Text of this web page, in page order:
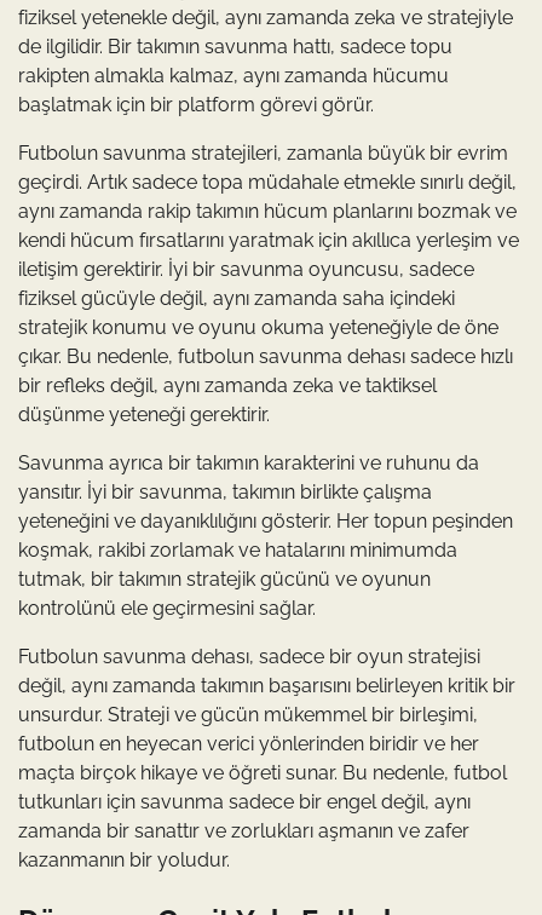
fiziksel yetenekle değil, aynı zamanda zeka ve stratejiyle
de ilgilidir. Bir takımın savunma hattı, sadece topu
rakipten almakla kalmaz, aynı zamanda hücumu
başlatmak için bir platform görevi görür.
Futbolun savunma stratejileri, zamanla büyük bir evrim
geçirdi. Artık sadece topa müdahale etmekle sınırlı değil,
aynı zamanda rakip takımın hücum planlarını bozmak ve
kendi hücum fırsatlarını yaratmak için akıllıca yerleşim ve
iletişim gerektirir. İyi bir savunma oyuncusu, sadece
fiziksel gücüyle değil, aynı zamanda saha içindeki
stratejik konumu ve oyunu okuma yeteneğiyle de öne
çıkar. Bu nedenle, futbolun savunma dehası sadece hızlı
bir refleks değil, aynı zamanda zeka ve taktiksel
düşünme yeteneği gerektirir.
Savunma ayrıca bir takımın karakterini ve ruhunu da
yansıtır. İyi bir savunma, takımın birlikte çalışma
yeteneğini ve dayanıklılığını gösterir. Her topun peşinden
koşmak, rakibi zorlamak ve hatalarını minimumda
tutmak, bir takımın stratejik gücünü ve oyunun
kontrolünü ele geçirmesini sağlar.
Futbolun savunma dehası, sadece bir oyun stratejisi
değil, aynı zamanda takımın başarısını belirleyen kritik bir
unsurdur. Strateji ve gücün mükemmel bir birleşimi,
futbolun en heyecan verici yönlerinden biridir ve her
maçta birçok hikaye ve öğreti sunar. Bu nedenle, futbol
tutkunları için savunma sadece bir engel değil, aynı
zamanda bir sanattır ve zorlukları aşmanın ve zafer
kazanmanın bir yoludur.